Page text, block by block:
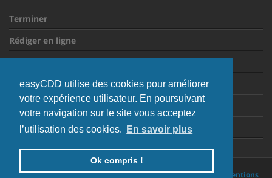
easyCDD utilise des cookies pour améliorer
votre expérience utilisateur. En poursuivant
votre navigation sur le site vous acceptez
l’utilisation des cookies.
En savoir plus
Ok compris !
Terminer
Rédiger en ligne
La période d'essai
Mentions obligatoires
Motifs de requalification
easyCDD SA • Copyright © 2007-2026 • 3.2.3-dev.59c49c740 • Mentions